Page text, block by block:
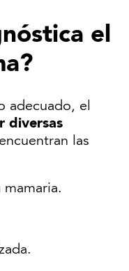
el
adecuado, el
diversas
las
mamaria.